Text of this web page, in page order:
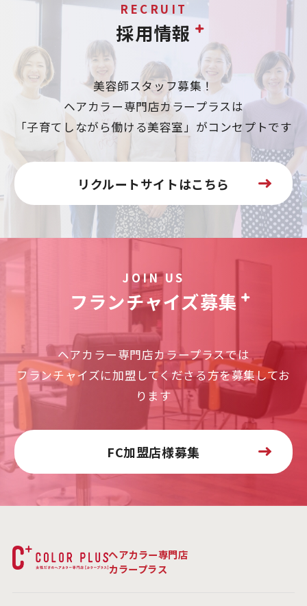
RECRUIT
採用情報
美容師スタッフ募集！
ヘアカラー専門店カラープラスは
「子育てしながら働ける美容室」がコンセプトです
リクルートサイトはこちら
JOIN US
フランチャイズ募集
ヘアカラー専門店カラープラスでは
フランチャイズに加盟してくださる方を募集してお
ります
FC加盟店様募集
ヘアカラー専門店
カラープラス